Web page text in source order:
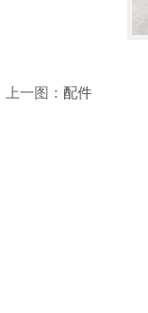
上一图： 配件